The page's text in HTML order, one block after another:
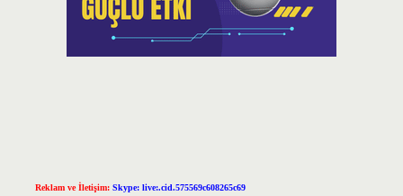
Reklam ve İletişim: Skype: live:.cid.575569c608265c69